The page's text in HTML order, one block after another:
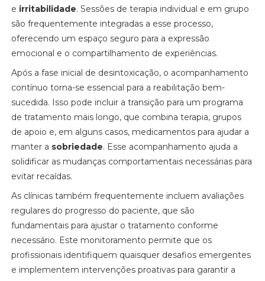
e irritabilidade. Sessões de terapia individual e em grupo
são frequentemente integradas a esse processo,
oferecendo um espaço seguro para a expressão
emocional e o compartilhamento de experiências.
Após a fase inicial de desintoxicação, o acompanhamento
contínuo torna-se essencial para a reabilitação bem-
sucedida. Isso pode incluir a transição para um programa
de tratamento mais longo, que combina terapia, grupos
de apoio e, em alguns casos, medicamentos para ajudar a
manter a sobriedade. Esse acompanhamento ajuda a
solidificar as mudanças comportamentais necessárias para
evitar recaídas.
As clínicas também frequentemente incluem avaliações
regulares do progresso do paciente, que são
fundamentais para ajustar o tratamento conforme
necessário. Este monitoramento permite que os
profissionais identifiquem quaisquer desafios emergentes
e implementem intervenções proativas para garantir a